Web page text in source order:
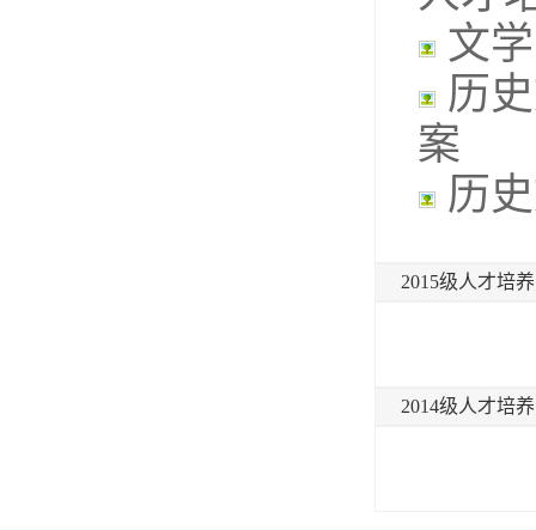
文
历
案
历
2015级人才培
2014级人才培